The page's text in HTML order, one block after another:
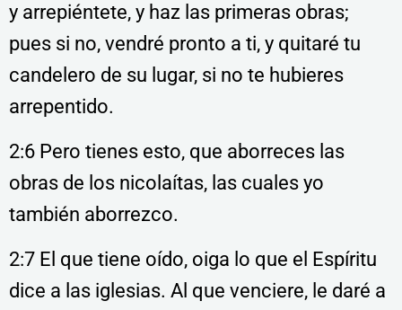
y arrepiéntete, y haz las primeras obras;
pues si no, vendré pronto a ti, y quitaré tu
candelero de su lugar, si no te hubieres
arrepentido.
2:6 Pero tienes esto, que aborreces las
obras de los nicolaítas, las cuales yo
también aborrezco.
2:7 El que tiene oído, oiga lo que el Espíritu
dice a las iglesias. Al que venciere, le daré a